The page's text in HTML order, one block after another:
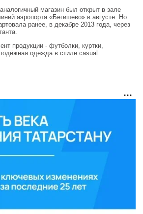
магазин был открыт в зале
аэропорта «Бегишево» в августе. Но
ранее, в декабре 2013 года, через
продукции - футболки, куртки,
одежда в стиле casual.